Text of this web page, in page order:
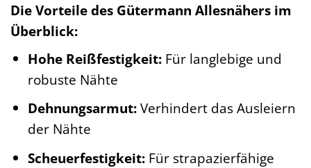
Die Vorteile des Gütermann Allesnähers im
Überblick:
Hohe Reißfestigkeit:Für langlebige und
robuste Nähte
Dehnungsarmut:Verhindert das Ausleiern
der Nähte
Scheuerfestigkeit:Für strapazierfähige